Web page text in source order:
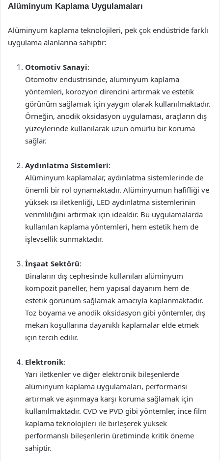
Alüminyum Kaplama Uygulamaları
Alüminyum kaplama teknolojileri, pek çok endüstride farklı
uygulama alanlarına sahiptir:
Otomotiv Sanayi:
Otomotiv endüstrisinde, alüminyum kaplama
yöntemleri, korozyon direncini artırmak ve estetik
görünüm sağlamak için yaygın olarak kullanılmaktadır.
Örneğin, anodik oksidasyon uygulaması, araçların dış
yüzeylerinde kullanılarak uzun ömürlü bir koruma
sağlar.
Aydınlatma Sistemleri:
Alüminyum kaplamalar, aydınlatma sistemlerinde de
önemli bir rol oynamaktadır. Alüminyumun hafifliği ve
yüksek ısı iletkenliği, LED aydınlatma sistemlerinin
verimliliğini artırmak için idealdir. Bu uygulamalarda
kullanılan kaplama yöntemleri, hem estetik hem de
işlevsellik sunmaktadır.
İnşaat Sektörü:
Binaların dış cephesinde kullanılan alüminyum
kompozit paneller, hem yapısal dayanım hem de
estetik görünüm sağlamak amacıyla kaplanmaktadır.
Toz boyama ve anodik oksidasyon gibi yöntemler, dış
mekan koşullarına dayanıklı kaplamalar elde etmek
için tercih edilir.
Elektronik:
Yarı iletkenler ve diğer elektronik bileşenlerde
alüminyum kaplama uygulamaları, performansı
artırmak ve aşınmaya karşı koruma sağlamak için
kullanılmaktadır. CVD ve PVD gibi yöntemler, ince film
kaplama teknolojileri ile birleşerek yüksek
performanslı bileşenlerin üretiminde kritik öneme
sahiptir.